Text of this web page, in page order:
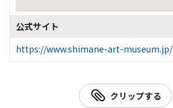
公式サイト
https://www.shimane-art-museum.jp/
クリップする